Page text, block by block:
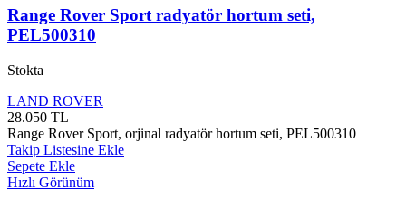
Range Rover Sport radyatör hortum seti,
PEL500310
Stokta
LAND ROVER
28.050 TL
Range Rover Sport, orjinal radyatör hortum seti, PEL500310
Takip Listesine Ekle
Sepete Ekle
Hızlı Görünüm